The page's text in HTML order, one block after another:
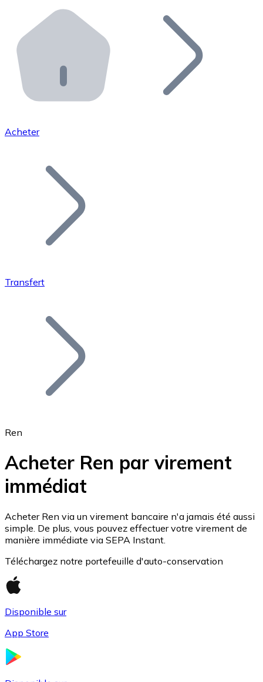
Distributeurs automatiques Bitnovo
Intégrez un ATM Bitnovo dans votre entreprise et
API Bitnovo
Intégrez notre API dans votre écosystème.
Rejoignez notre réseau de distributeurs et
Ajoutez le token de votre projet à notre service
Bitcoin
Ethereum
ETH
Acheter
Transfert
Ren
Acheter Ren par virement
immédiat
Acheter Ren via un virement bancaire n'a jamais été aussi
simple. De plus, vous pouvez effectuer votre virement de
manière immédiate via SEPA Instant.
Téléchargez notre portefeuille d'auto-conservation
Disponible sur
App Store